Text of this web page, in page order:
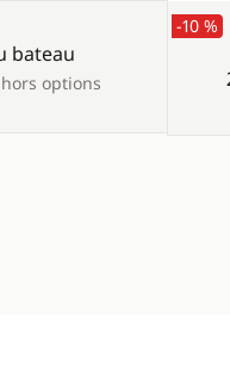
bateau
options
-10 %